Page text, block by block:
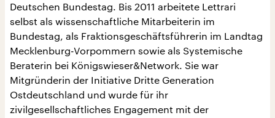
Deutschen Bundestag. Bis 2011 arbeitete Lettrari
selbst als wissenschaftliche Mitarbeiterin im
Bundestag, als Fraktionsgeschäftsführerin im Landtag
Mecklenburg-Vorpommern sowie als Systemische
Beraterin bei Königswieser&Network. Sie war
Mitgründerin der Initiative Dritte Generation
Ostdeutschland und wurde für ihr
zivilgesellschaftliches Engagement mit der